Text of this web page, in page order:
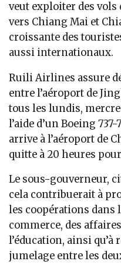
veut exploiter des
vers Chiang Mai et
croissante des
aussi internationaux.
Ruili Airlines assure
entre l’aéroport de
tous les lundis,
l’aide d’un Boeing
arrive à l’aéroport de
quitte à 20 heures
Le sous-gouverneur,
cela contribuerait à
les coopérations dans
commerce, des
l’éducation, ainsi
jumelage entre les